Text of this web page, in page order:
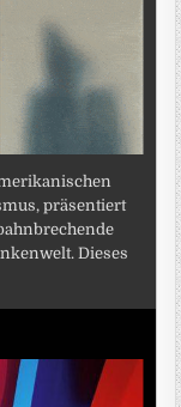
präsentiert
Dieses